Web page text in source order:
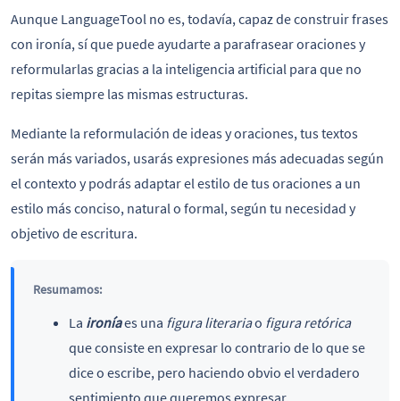
Aunque LanguageTool no es, todavía, capaz de construir frases
con ironía, sí que puede ayudarte a parafrasear oraciones y
reformularlas gracias a la inteligencia artificial para que no
repitas siempre las mismas estructuras.
Mediante la reformulación de ideas y oraciones, tus textos
serán más variados, usarás expresiones más adecuadas según
el contexto y podrás adaptar el estilo de tus oraciones a un
estilo más conciso, natural o formal, según tu necesidad y
objetivo de escritura.
Resumamos:
La ironíaes una figura literariao figura retórica
que consiste en expresar lo contrario de lo que se
dice o escribe, pero haciendo obvio el verdadero
sentimiento que queremos expresar.